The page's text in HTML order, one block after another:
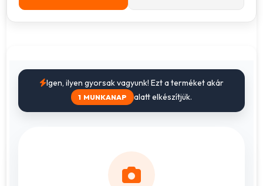
Igen, ilyen gyorsak vagyunk! Ezt a terméket akár
1 MUNKANAP alatt elkészítjük.